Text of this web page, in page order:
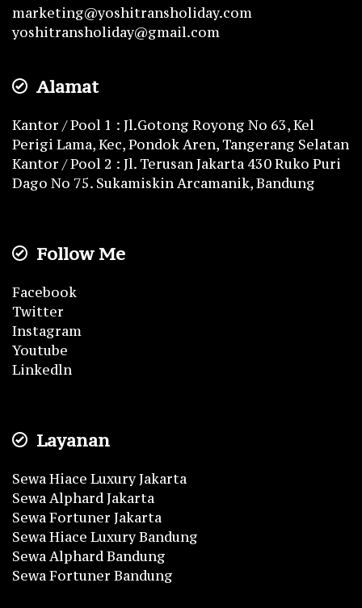
marketing@yoshitransholiday.com
yoshitransholiday@gmail.com
Alamat
Kantor / Pool 1 : Jl.Gotong Royong No 63, Kel
Perigi Lama, Kec, Pondok Aren, Tangerang Selatan
Kantor / Pool 2 : Jl. Terusan Jakarta 430 Ruko Puri
Dago No 75. Sukamiskin Arcamanik, Bandung
Follow Me
Facebook
Twitter
Instagram
Youtube
Linkedln
Layanan
Sewa Hiace Luxury Jakarta
Sewa Alphard Jakarta
Sewa Fortuner Jakarta
Sewa Hiace Luxury Bandung
Sewa Alphard Bandung
Sewa Fortuner Bandung